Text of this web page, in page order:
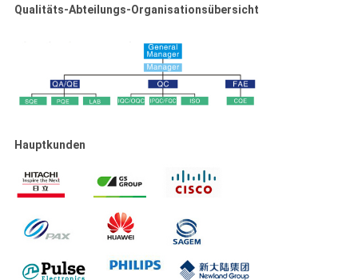
Qualitäts-Abteilungs-Organisationsübersicht
Hauptkunden